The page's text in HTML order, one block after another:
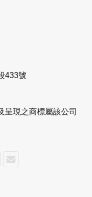
433號
呈現之商標屬該公司